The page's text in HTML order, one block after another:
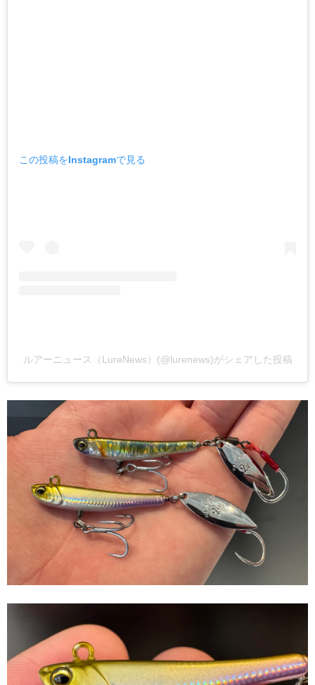
この投稿をInstagramで見る
ルアーニュース（LureNews）(@lurenews)がシェアした投稿